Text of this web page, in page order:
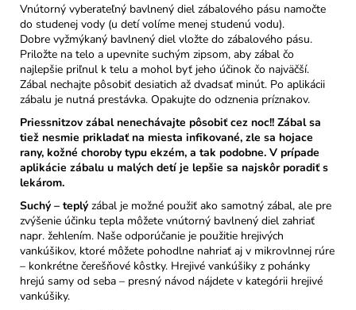
Vnútorný vyberateľný bavlnený diel zábalového pásu namočte
do studenej vody (u detí volíme menej studenú vodu).
Dobre vyžmýkaný bavlnený diel vložte do zábalového pásu.
Priložte na telo a upevnite suchým zipsom, aby zábal čo
najlepšie priľnul k telu a mohol byť jeho účinok čo najväčší.
Zábal nechajte pôsobiť desiatich až dvadsať minút. Po aplikácii
zábalu je nutná prestávka. Opakujte do odznenia príznakov.
Priessnitzov zábal nenechávajte pôsobiť cez noc!! Zábal sa
tiež nesmie prikladať na miesta infikované, zle sa hojace
rany, kožné choroby typu ekzém, a tak podobne. V prípade
aplikácie zábalu u malých detí je lepšie sa najskôr poradiť s
lekárom.
Suchý – teplý zábal je možné použiť ako samotný zábal, ale pre
zvýšenie účinku tepla môžete vnútorný bavlnený diel zahriať
napr. žehlením. Naše odporúčanie je použitie hrejivých
vankúšikov, ktoré môžete pohodlne nahriať aj v mikrovlnnej rúre
– konkrétne čerešňové kôstky. Hrejivé vankúšiky z pohánky
hrejú samy od seba – presný návod nájdete v kategórii hrejivé
vankúšiky.